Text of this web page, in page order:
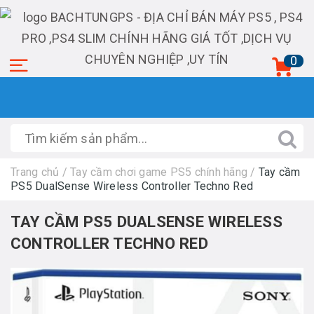
0
Trang chủ / Tay cầm chơi game PS5 chính hãng / Tay cầm
PS5 DualSense Wireless Controller Techno Red
TAY CẦM PS5 DUALSENSE WIRELESS
CONTROLLER TECHNO RED